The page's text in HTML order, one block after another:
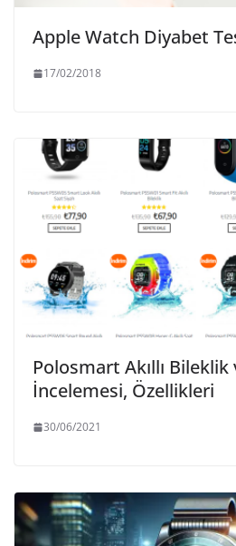
Apple Watch Diyabet
17/02/2018
Polosmart Akıllı Bileklik
İncelemesi, Özellikleri
30/06/2021